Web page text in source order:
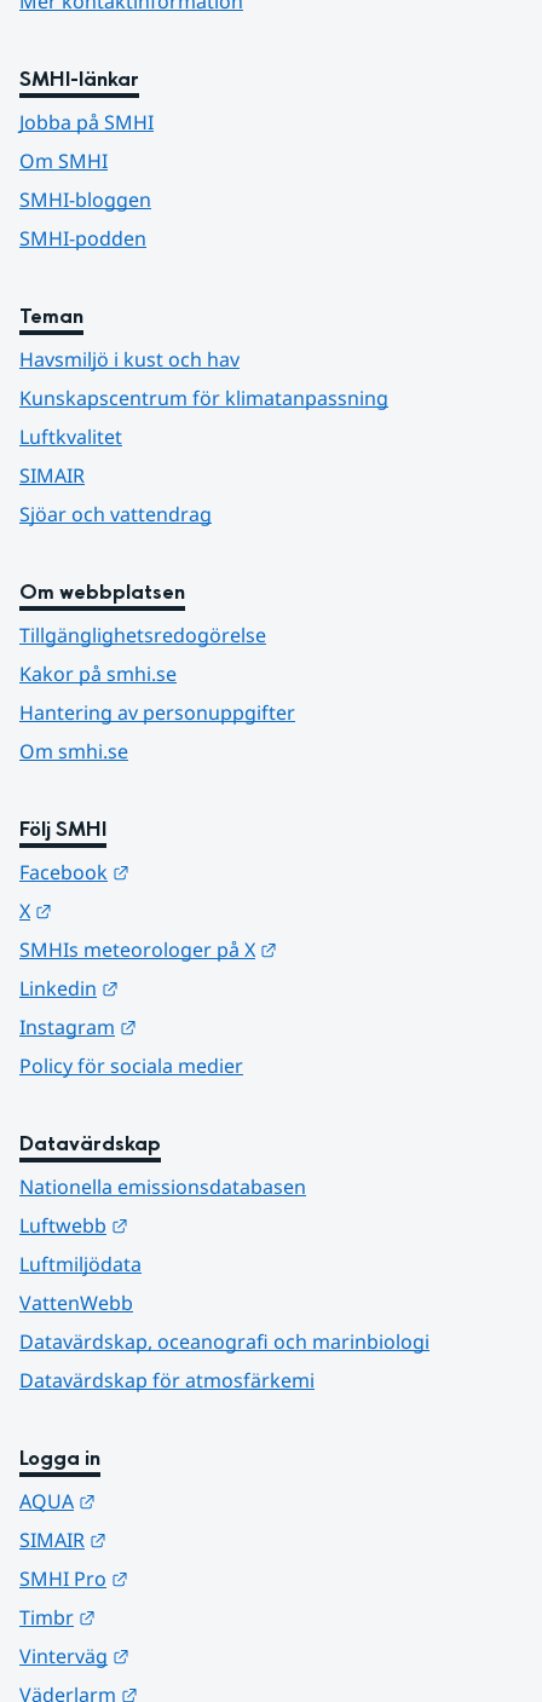
SMHI-länkar
Jobba på SMHI
Om SMHI
SMHI-bloggen
SMHI-podden
Teman
Havsmiljö i kust och hav
Kunskapscentrum för klimatanpassning
Luftkvalitet
SIMAIR
Sjöar och vattendrag
Om webbplatsen
Tillgänglighetsredogörelse
Kakor på smhi.se
Hantering av personuppgifter
Om smhi.se
Följ SMHI
Facebook
X
SMHIs meteorologer på X
Linkedin
Instagram
Policy för sociala medier
Datavärdskap
Nationella emissionsdatabasen
Luftwebb
Luftmiljödata
VattenWebb
Datavärdskap, oceanografi och marinbiologi
Datavärdskap för atmosfärkemi
Logga in
AQUA
SIMAIR
SMHI Pro
Timbr
Vinterväg
Väderlarm